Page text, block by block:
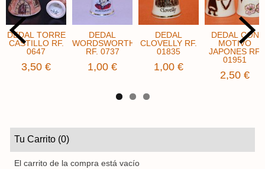
Tu Carrito (0)
El carrito de la compra está vacío
DEDAL TORRE
CASTILLO​ RF.
0647
3,50 €
DEDAL
WORDSWORTH
RF. 0737
1,00 €
DEDAL
CLOVELLY ​RF.
01835
1,00 €
DEDAL CON
MOTIVO
JAPONES RF.
01951
2,50 €